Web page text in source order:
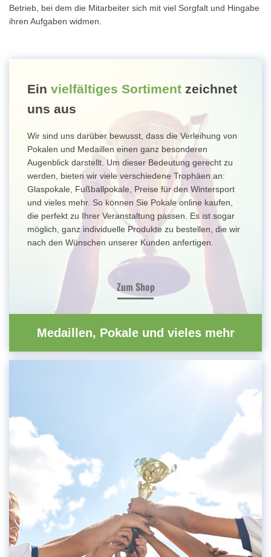
Betrieb, bei dem die Mitarbeiter sich mit viel Sorgfalt und Hingabe
ihren Aufgaben widmen.
Ein vielfältiges Sortiment zeichnet
uns aus
Wir sind uns darüber bewusst, dass die Verleihung von
Pokalen und Medaillen einen ganz besonderen
Augenblick darstellt. Um dieser Bedeutung gerecht zu
werden, bieten wir viele verschiedene Trophäen an:
Glaspokale, Fußballpokale, Preise für den Wintersport
und vieles mehr. So können Sie Pokale online kaufen,
die perfekt zu Ihrer Veranstaltung passen. Es ist sogar
möglich, ganz individuelle Produkte zu bestellen, die wir
nach den Wünschen unserer Kunden anfertigen.
Zum Shop
Medaillen, Pokale und vieles mehr